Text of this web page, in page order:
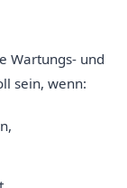
Wartungs- und
sein, wenn: